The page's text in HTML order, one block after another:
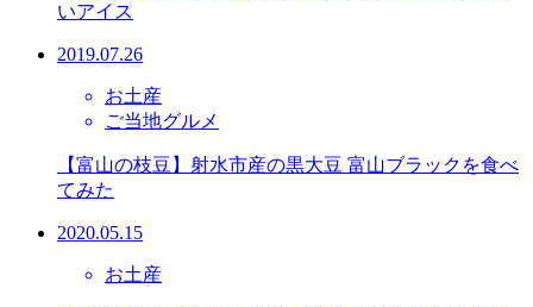
いアイス
2019.07.26
お土産
ご当地グルメ
【富山の枝豆】射水市産の黒大豆 富山ブラックを食べ
てみた
2020.05.15
お土産